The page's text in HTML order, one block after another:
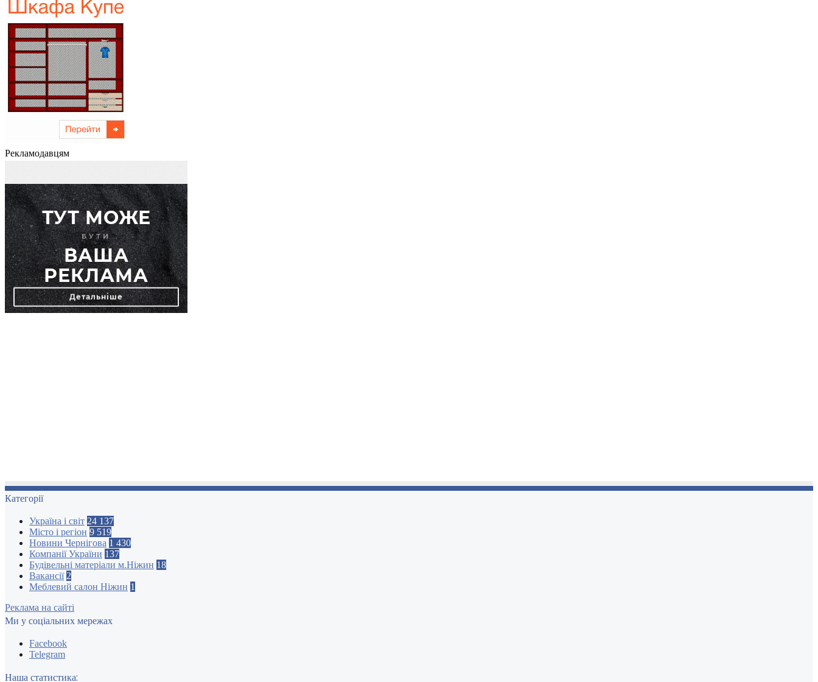
Рекламодавцям
Категорії
Україна і світ 24 137
Місто і регіон 9 519
Новини Чернігова 1 430
Компанії України 137
Будівельні матеріали м.Ніжин 18
Вакансії 2
Меблевий салон Ніжин 1
Реклама на сайті
Ми у соціальних мережах
Facebook
Telegram
Наша статистика: